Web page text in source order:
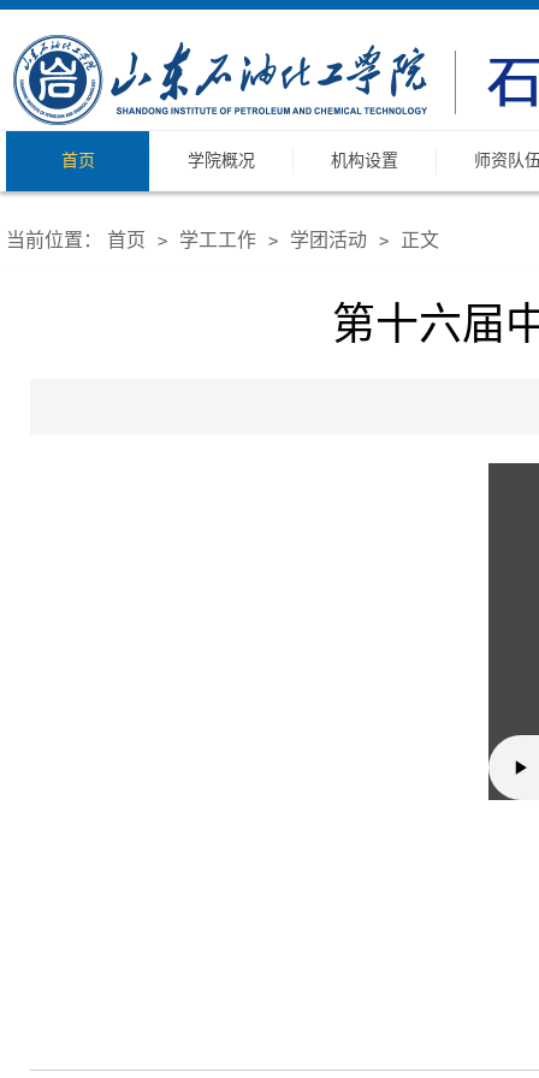
首页 学院概况 机构设置 师资队
当前位置： 首页 > 学工工作 > 学团活动 > 正文
第十六届